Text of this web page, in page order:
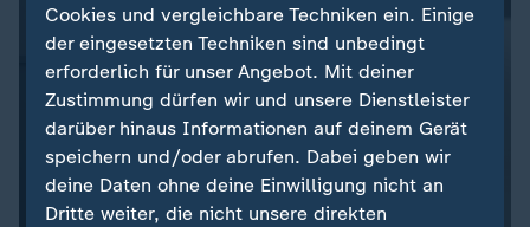
Cookies und vergleichbare Techniken ein. Einige
der eingesetzten Techniken sind unbedingt
erforderlich für unser Angebot. Mit deiner
Zustimmung dürfen wir und unsere Dienstleister
darüber hinaus Informationen auf deinem Gerät
speichern und/oder abrufen. Dabei geben wir
deine Daten ohne deine Einwilligung nicht an
Dritte weiter, die nicht unsere direkten